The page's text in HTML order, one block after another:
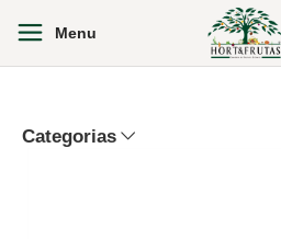
Menu
Categorias